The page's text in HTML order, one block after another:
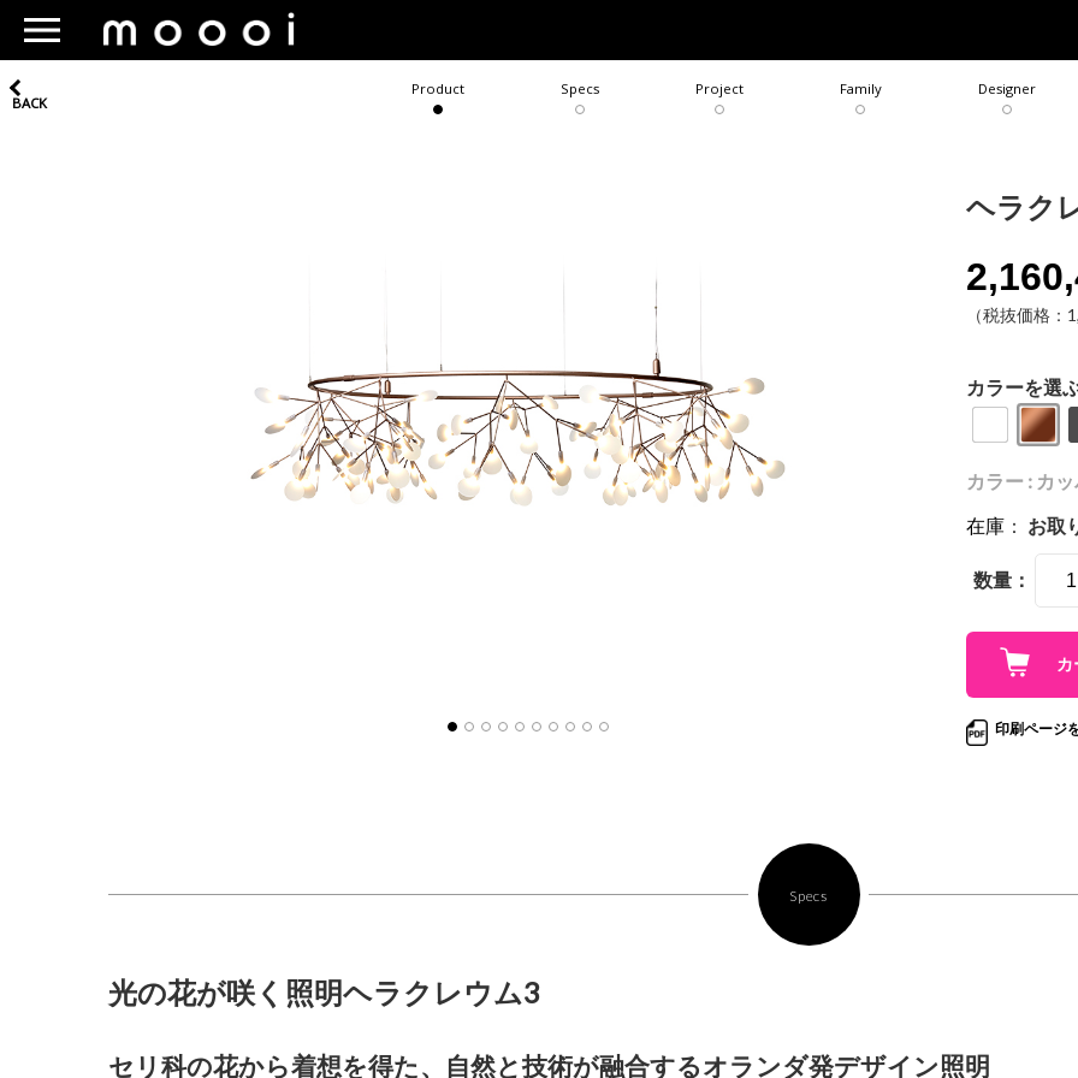
BACK
Product Specs Project Family Designer
ヘラク
（税抜価格
カラーを選
カラー : カ
在庫 ： お取
数量：
印刷ページ
Specs
光の花が咲く照明ヘラクレウム3
セリ科の花から着想を得た、自然と技術が融合するオランダ発デザイン照明